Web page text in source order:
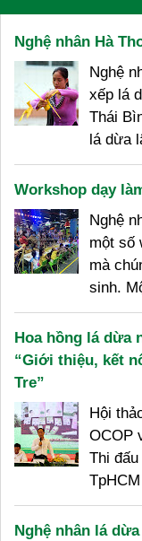
Nghệ nhân Hà
Nghệ
xếp lá
Thái
lá dừa
Workshop dạy
Nghệ
một số
mà
sinh.
Hoa hồng lá dừa
“Giới thiệu, kết
Tre”
Hội
OCOP
Thi
Nghệ nhân lá